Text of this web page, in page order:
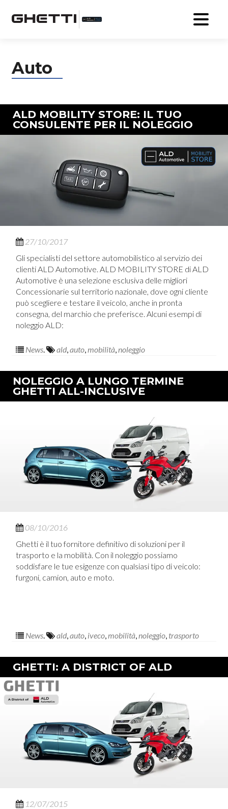
Auto
ALD MOBILITY STORE: IL TUO
CONSULENTE PER IL NOLEGGIO
27/10/2017
Gli specialisti del settore automobilistico al servizio dei
clienti ALD Automotive. ALD MOBILITY STORE di ALD
Automotive è una selezione esclusiva delle migliori
Concessionarie sul territorio nazionale, dove ogni cliente
può scegliere e testare il veicolo, anche in pronta
consegna, del marchio che preferisce. Alcuni esempi di
noleggio ALD:
News ald auto mobilità noleggio
NOLEGGIO A LUNGO TERMINE
GHETTI ALL-INCLUSIVE
08/10/2016
Ghetti è il tuo fornitore definitivo di soluzioni per il
trasporto e la mobilità. Con il noleggio possiamo
soddisfare le tue esigenze con qualsiasi tipo di veicolo:
furgoni, camion, auto e moto.
News. ald,auto, iveco,mobilità,noleggio, trasporto
GHETTI: A DISTRICT OF ALD
12/07/2015